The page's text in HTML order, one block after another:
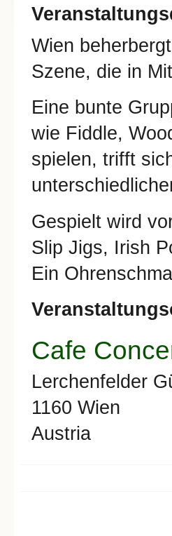
Wien
Szene, die in
Eine bunte
wie Fiddle,
spielen, trifft
Gespielt wird
Slip Jigs, Irish
Ein
Cafe
Lerchenfelder
1160 Wien
Austria